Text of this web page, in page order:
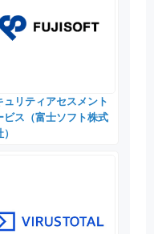
ュリティアセスメント
ビス（富士ソフト株式